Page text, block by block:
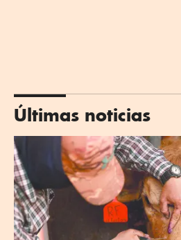
Últimas noticias